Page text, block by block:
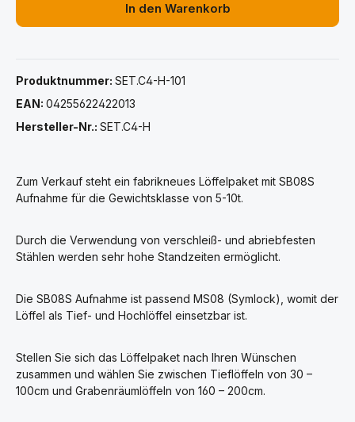
In den Warenkorb
Produktnummer: SET.C4-H-101
EAN: 04255622422013
Hersteller-Nr.: SET.C4-H
Zum Verkauf steht ein fabrikneues Löffelpaket mit SB08S
Aufnahme für die Gewichtsklasse von 5-10t.
Durch die Verwendung von verschleiß- und abriebfesten
Stählen werden sehr hohe Standzeiten ermöglicht.
Die SB08S Aufnahme ist passend MS08 (Symlock), womit der
Löffel als Tief- und Hochlöffel einsetzbar ist.
Stellen Sie sich das Löffelpaket nach Ihren Wünschen
zusammen und wählen Sie zwischen Tieflöffeln von 30 –
100cm und Grabenräumlöffeln von 160 – 200cm.